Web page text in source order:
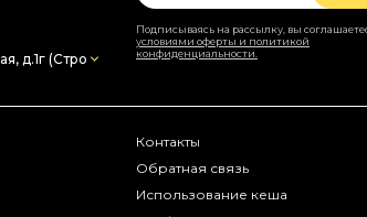
Подписываясь на рассылку, вы
условиями оферты и политикой
конфиденциальности.
Контакты
Обратная связь
Использование кеша